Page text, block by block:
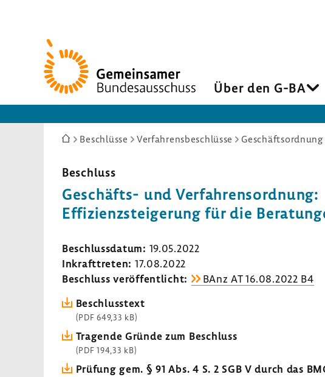
Zur
Startseite
Über den G-BA
Sie
hier:
Beschlüsse Verfahrensbeschlüsse Geschäftsordnung
Beschluss
Geschäfts-​ und Verfah­rens­ord­nung:
Effi­zi­enz­stei­ge­rung für die
Beschluss­datum: 19.05.2022
Inkraft­treten: 17.08.2022
Beschluss veröf­fent­licht:
BAnz AT 16.08.2022 B4
Beschluss­text
(PDF 649,33 kB)
Tragende Gründe zum Beschluss
(PDF 194,33 kB)
Prüfung gem. § 91 Abs. 4 S. 2 SGB V durch das